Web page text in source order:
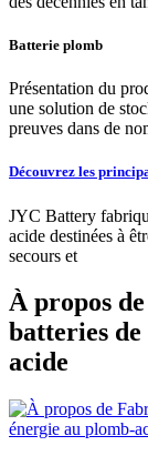
Batterie plomb
Présentation du
une solution de
preuves dans de
Découvrez les
JYC Battery
acide destinées à
secours et
À propos
batteries
acide